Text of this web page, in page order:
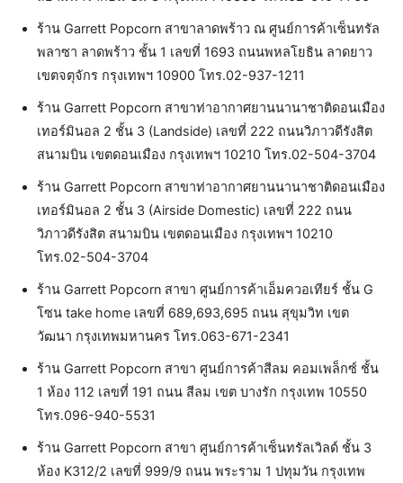
ร้าน Garrett Popcorn สาขาลาดพร้าว ณ ศูนย์การค้าเซ็นทรัล
พลาซา ลาดพร้าว ชั้น 1 เลขที่ 1693 ถนนพหลโยธิน ลาดยาว
เขตจตุจักร กรุงเทพฯ 10900 โทร.02-937-1211
ร้าน Garrett Popcorn สาขาท่าอากาศยานนานาชาติดอนเมือง
เทอร์มินอล 2 ชั้น 3 (Landside) เลขที่ 222 ถนนวิภาวดีรังสิต
สนามบิน เขตดอนเมือง กรุงเทพฯ 10210 โทร.02-504-3704
ร้าน Garrett Popcorn สาขาท่าอากาศยานนานาชาติดอนเมือง
เทอร์มินอล 2 ชั้น 3 (Airside Domestic) เลขที่ 222 ถนน
วิภาวดีรังสิต สนามบิน เขตดอนเมือง กรุงเทพฯ 10210
โทร.02-504-3704
ร้าน Garrett Popcorn สาขา ศูนย์การค้าเอ็มควอเทียร์ ชั้น G
โซน take home เลขที่ 689,693,695 ถนน สุขุมวิท เขต
วัฒนา กรุงเทพมหานคร โทร.063-671-2341
ร้าน Garrett Popcorn สาขา ศูนย์การค้าสีลม คอมเพล็กซ์ ชั้น
1 ห้อง 112 เลขที่ 191 ถนน สีลม เขต บางรัก กรุงเทพ 10550
โทร.096-940-5531
ร้าน Garrett Popcorn สาขา ศูนย์การค้าเซ็นทรัลเวิลด์ ชั้น 3
ห้อง K312/2 เลขที่ 999/9 ถนน พระราม 1 ปทุมวัน กรุงเทพ